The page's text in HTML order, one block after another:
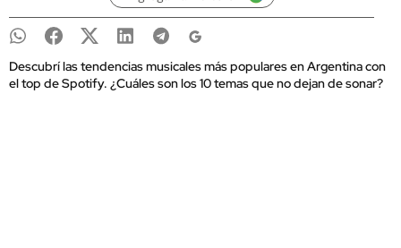
Descubrí las tendencias musicales más populares en Argentina con
el top de Spotify. ¿Cuáles son los 10 temas que no dejan de sonar?